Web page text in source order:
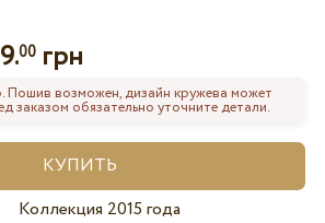
00грн
Пошив возможен, дизайн кружева может
заказом обязательно уточните детали.
Коллекция 2015 года